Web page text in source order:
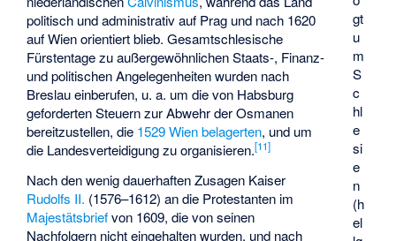
gt
u
m
S
c
hl
e
si
e
n
(h
el
politisch und administrativ auf Prag und nach 1620
auf Wien orientiert blieb. Gesamtschlesische
Fürstentage zu außergewöhnlichen Staats-, Finanz-
und politischen Angelegenheiten wurden nach
Breslau einberufen, u. a. um die von Habsburg
geforderten Steuern zur Abwehr der Osmanen
bereitzustellen, die 1529 Wien belagerten, und um
die Landesverteidigung zu organisieren.[11]
Nach den wenig dauerhaften Zusagen Kaiser
Rudolfs II. (1576–1612) an die Protestanten im
Majestätsbriefvon 1609, die von seinen
Nachfolgern nicht eingehalten wurden, und nach